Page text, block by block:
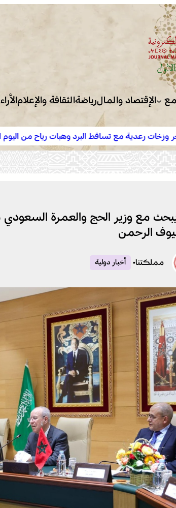
الإقتصاد والمالرياضةالثقافة والإعلام
البرد وهبات رياح من اليوم الأربعاء
(نشرة إنذارية)
البيضاء
مع وزير الحج والعمرة السعودي
الرحمن
مملكتنا• أخبار دولية